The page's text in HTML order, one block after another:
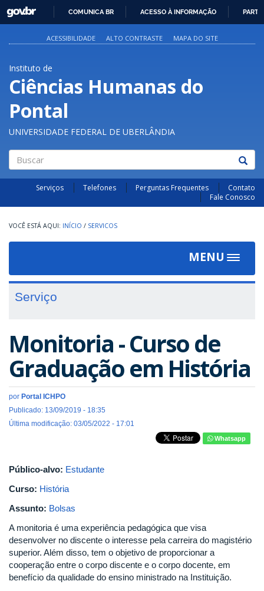
PARA
O
GOVBR
COMUNICA BR ACESSO À INFORMAÇÃO
ACESSIBILIDADE ALTO CONTRASTE MAPA DO SITE
Instituto de
Ciências Humanas do
Pontal
UNIVERSIDADE FEDERAL DE UBERLÂNDIA
Buscar
Serviços Telefones Perguntas Frequentes
Contato
Fale Conosco
INÍCIO / SERVICOS
MENU
Toggle
Serviço
Monitoria - Curso de
Graduação em História
por Portal ICHPO
Publicado: 13/09/2019 - 18:35
Última modificação: 03/05/2022 - 17:01
Whatsapp
Público-alvo: Estudante
Curso: História
Assunto: Bolsas
A monitoria é uma experiência pedagógica que visa
desenvolver no discente o interesse pela carreira do magistério
superior. Além disso, tem o objetivo de proporcionar a
cooperação entre o corpo discente e o corpo docente, em
benefício da qualidade do ensino ministrado na Instituição.